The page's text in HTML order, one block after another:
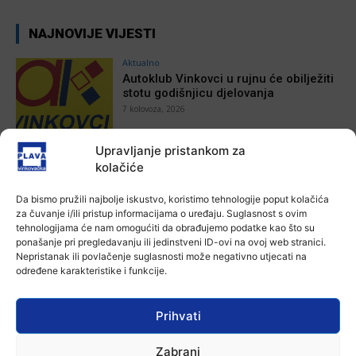
Upravljanje pristankom za
kolačiće
Da bismo pružili najbolje iskustvo, koristimo tehnologije poput kolačića
za čuvanje i/ili pristup informacijama o uređaju. Suglasnost s ovim
tehnologijama će nam omogućiti da obrađujemo podatke kao što su
ponašanje pri pregledavanju ili jedinstveni ID-ovi na ovoj web stranici.
Nepristanak ili povlačenje suglasnosti može negativno utjecati na
određene karakteristike i funkcije.
Prihvati
Zabrani
NAJNOVIJE VIJESTI
Aktualno
Autoklub Vinkovci u rujnu će obilježiti
stotu godišnjicu djelovanja
7 kolovoza, 2026
Aktualno
Za dva tjedna započinje još jedna
Ana Tokić - 7 kolovoza, 2026
Aktualno
U Županji održana Ljetna škola magije
Ana Tokić
Aktualno